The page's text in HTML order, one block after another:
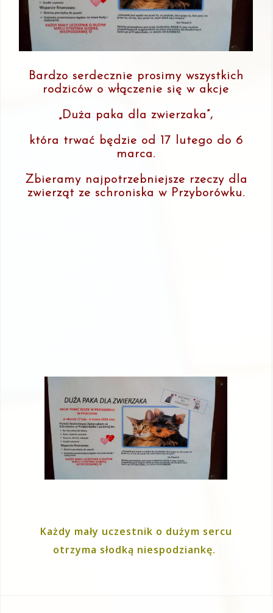
Bardzo serdecznie prosimy wszystkich
rodziców o włączenie się w akcje
„Duża paka dla zwierzaka”,
która trwać będzie od 17 lutego do 6
marca.
Zbieramy najpotrzebniejsze rzeczy dla
zwierząt ze schroniska w Przyborówku.
Każdy mały uczestnik o dużym sercu
otrzyma słodką niespodziankę.